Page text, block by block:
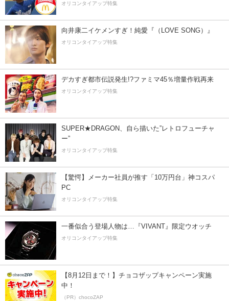
オリコンタイアップ特集
向井康二イケメンすぎ！純愛『（LOVE SONG）』
オリコンタイアップ特集
デカすぎ都市伝説発生!?ファミマ45％増量作戦再来
オリコンタイアップ特集
SUPER★DRAGON、自ら描いた”レトロフューチャ
ー”
オリコンタイアップ特集
【驚愕】メーカー社員が推す「10万円台」神コスパ
PC
オリコンタイアップ特集
一番似合う登場人物は…『VIVANT』限定ウオッチ
オリコンタイアップ特集
【8月12日まで！】チョコザップキャンペーン実施
中！
（PR）chocoZAP